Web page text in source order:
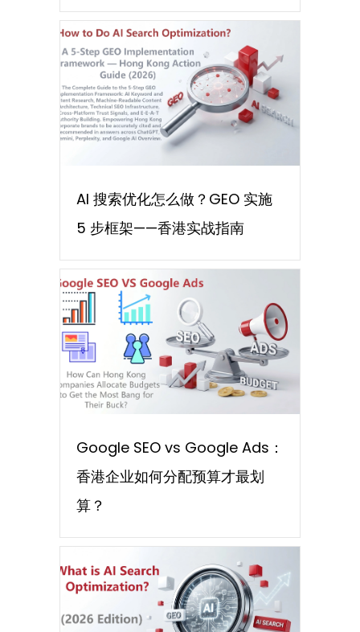
AI 搜索优化怎么做？GEO 实施
5 步框架——香港实战指南
Google SEO vs Google Ads：
香港企业如何分配预算才最划
算？